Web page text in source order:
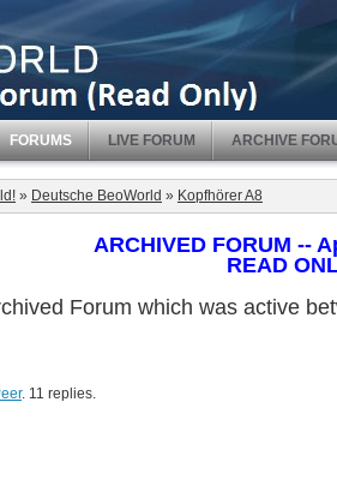
FORUMS LIVE FORUM ARCHIVE
» Deutsche BeoWorld » Kopfhörer A8
ARCHIVED FORUM --
READ
Forum which was active
. 11 replies.